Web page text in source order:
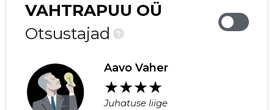
VAHTRAPUU OÜ
Otsustajad
?
Aavo Vaher
★★★★
Juhatuse liige